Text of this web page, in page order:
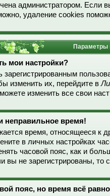
администратором. Если
удаление cookies
Параметры
мои настройки?
зарегистрированным
изменить их, перейдите в
изменить все свои
неправильное время!
время, относящееся к
в личных настройках
часовой пояс, как и
вы не зарегистрированы, то
пояс, но время всё